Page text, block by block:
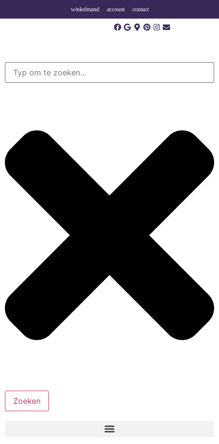
winkelmand account contact
Zoeken